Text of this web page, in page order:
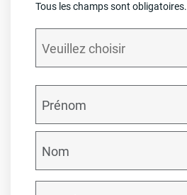
Tous les champs sont obligatoires.